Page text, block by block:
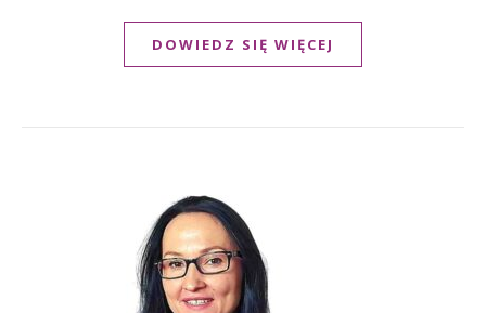
DOWIEDZ SIĘ WIĘCEJ